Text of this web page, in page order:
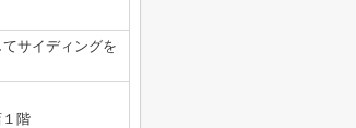
サイディングを
階